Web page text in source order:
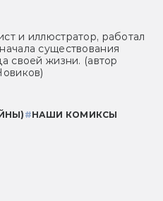
и иллюстратор, работал
существования
своей жизни. (автор
#НАШИ КОМИКСЫ